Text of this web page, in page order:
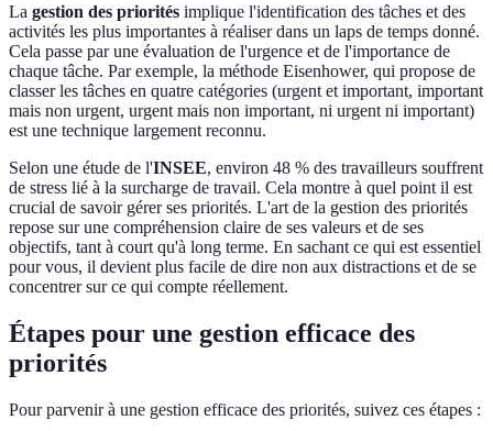
La gestion des priorités implique l'identification des tâches et des
activités les plus importantes à réaliser dans un laps de temps donné.
Cela passe par une évaluation de l'urgence et de l'importance de
chaque tâche. Par exemple, la méthode Eisenhower, qui propose de
classer les tâches en quatre catégories (urgent et important, important
mais non urgent, urgent mais non important, ni urgent ni important)
est une technique largement reconnu.
Selon une étude de l'INSEE, environ 48 % des travailleurs souffrent
de stress lié à la surcharge de travail. Cela montre à quel point il est
crucial de savoir gérer ses priorités. L'art de la gestion des priorités
repose sur une compréhension claire de ses valeurs et de ses
objectifs, tant à court qu'à long terme. En sachant ce qui est essentiel
pour vous, il devient plus facile de dire non aux distractions et de se
concentrer sur ce qui compte réellement.
Étapes pour une gestion efficace des
priorités
Pour parvenir à une gestion efficace des priorités, suivez ces étapes :